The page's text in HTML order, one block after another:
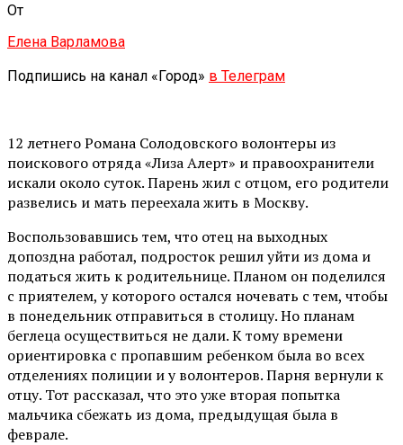
От
Елена Варламова
Подпишись на канал «Город» в Телеграм
12 летнего Романа Солодовского волонтеры из
поискового отряда «Лиза Алерт» и правоохранители
искали около суток. Парень жил с отцом, его родители
развелись и мать переехала жить в Москву.
Воспользовавшись тем, что отец на выходных
допоздна работал, подросток решил уйти из дома и
податься жить к родительнице. Планом он поделился
с приятелем, у которого остался ночевать с тем, чтобы
в понедельник отправиться в столицу. Но планам
беглеца осуществиться не дали. К тому времени
ориентировка с пропавшим ребенком была во всех
отделениях полиции и у волонтеров. Парня вернули к
отцу. Тот рассказал, что это уже вторая попытка
мальчика сбежать из дома, предыдущая была в
феврале.